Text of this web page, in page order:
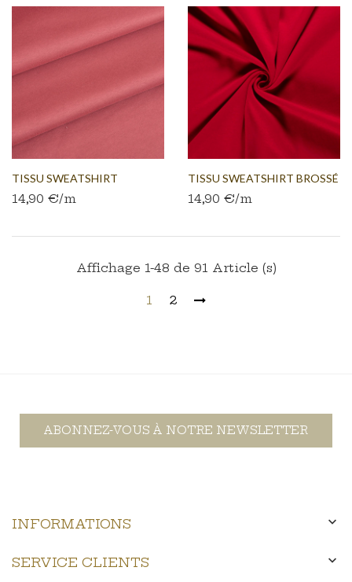
TISSU SWEATSHIRT
BROSSÉ...
14,90 €/m
TISSU SWEATSHIRT BROSSÉ
ROUGE
14,90 €/m
Affichage 1-48 de 91 Article (s)
1 2
ABONNEZ-VOUS À NOTRE NEWSLETTER
INFORMATIONS 
SERVICE CLIENTS 